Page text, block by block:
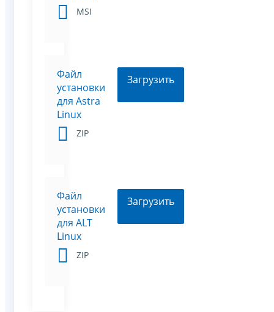
MSI
Файл
установки
для Astra
Linux
ZIP
Загрузить
Файл
установки
для ALT
Linux
ZIP
Загрузить